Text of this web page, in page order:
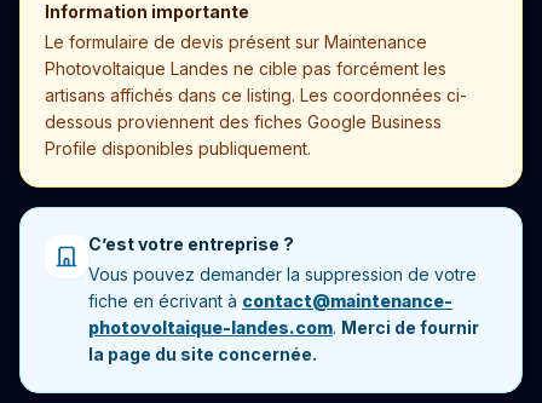
Information importante
Le formulaire de devis présent sur Maintenance
Photovoltaique Landes ne cible pas forcément les
artisans affichés dans ce listing. Les coordonnées ci-
dessous proviennent des fiches Google Business
Profile disponibles publiquement.
C’est votre entreprise ?
Vous pouvez demander la suppression de votre
fiche en écrivant à contact@maintenance-
photovoltaique-landes.com. Merci de fournir
la page du site concernée.